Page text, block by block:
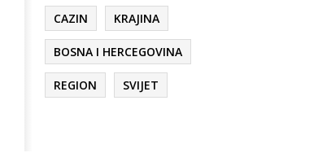
CAZIN KRAJINA
BOSNA I HERCEGOVINA
REGION SVIJET